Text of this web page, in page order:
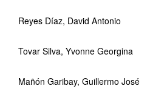
Reyes Díaz, David Antonio
Tovar Silva, Yvonne Georgina
Mañón Garibay, Guillermo José